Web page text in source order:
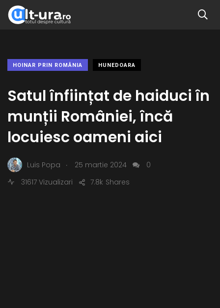
HOINAR PRIN ROMÂNIA HUNEDOARA
Satul înființat de haiduci în
munții României, încă
locuiesc oameni aici
Luis Popa . 25 martie 2024
0
31617 Vizualizari
Shares
7.8k